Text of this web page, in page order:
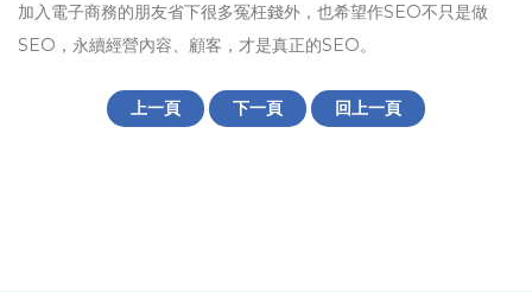
加入電子商務的朋友省下很多冤枉錢外，也希望作SEO不只是做
SEO，永續經營內容、顧客，才是真正的SEO。
上一頁 下一頁 回上一頁